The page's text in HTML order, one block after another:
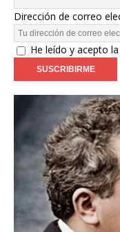
Dirección de correo
He leído y acepto